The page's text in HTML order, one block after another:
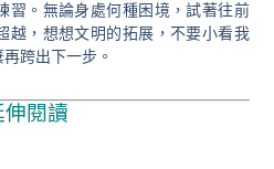
習。無論身處何種困境，試著往前
越，想想文明的拓展，不要小看我
跨出下一步。
伸閱讀